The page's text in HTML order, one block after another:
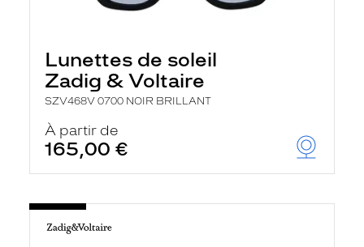
Lunettes de soleil
Zadig & Voltaire
SZV468V 0700 NOIR BRILLANT
À partir de
165,00 €